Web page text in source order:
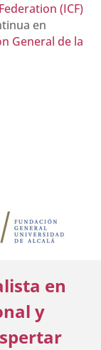
(ICF)
en
General de la
en
y